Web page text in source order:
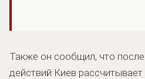
Также он сообщил, что
действий Киев рассчитывает